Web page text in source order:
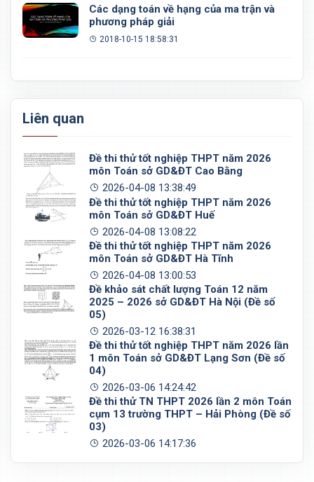
Các dạng toán về hạng của ma trận và
phương pháp giải
2018-10-15 18:58:31
Liên quan
Đề thi thử tốt nghiệp THPT năm 2026
môn Toán sở GD&ĐT Cao Bằng
2026-04-08 13:38:49
Đề thi thử tốt nghiệp THPT năm 2026
môn Toán sở GD&ĐT Huế
2026-04-08 13:08:22
Đề thi thử tốt nghiệp THPT năm 2026
môn Toán sở GD&ĐT Hà Tĩnh
2026-04-08 13:00:53
Đề khảo sát chất lượng Toán 12 năm
2025 – 2026 sở GD&ĐT Hà Nội (Đề số
05)
2026-03-12 16:38:31
Đề thi thử tốt nghiệp THPT năm 2026 lần
1 môn Toán sở GD&ĐT Lạng Sơn (Đề số
04)
2026-03-06 14:24:42
Đề thi thử TN THPT 2026 lần 2 môn Toán
cụm 13 trường THPT – Hải Phòng (Đề số
03)
2026-03-06 14:17:36